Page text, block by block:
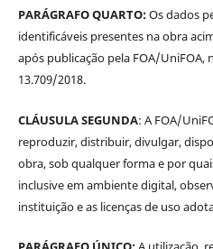
PARÁGRAFO QUARTO:Os dados
identificáveis presentes na obra
após publicação pela FOA/UniFOA,
13.709/2018.
CLÁUSULA SEGUNDA: A FOA/
reproduzir, distribuir, divulgar,
obra, sob qualquer forma e por
inclusive em ambiente digital,
instituição e as licenças de uso